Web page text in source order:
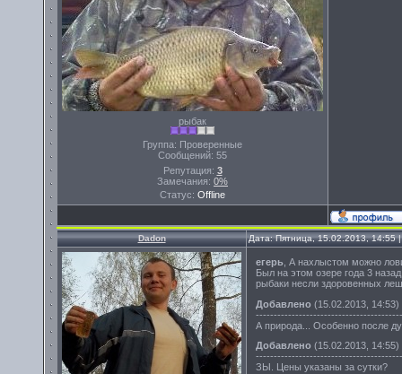
рыбак
Группа: Проверенные
Сообщений: 55
Репутация: 3
Замечания: 0%
Статус: Offline
Dadon Дата: Пятница, 15.02.2013,
егерь , А нахлыстом можно
Был на этом озере года 3
рыбаки несли здоровенных
Добавлено (15.02.2013, 14:53)
А природа... Особенно после
Добавлено (15.02.2013, 14:55)
ЗЫ. Цены указаны за сутки?